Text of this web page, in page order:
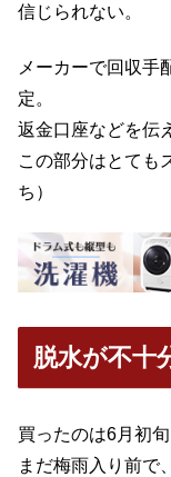
信じられない。
メーカーで回収手
定。
返金口座などを伝
この部分はとても
ち）
脱水が不十
買ったのは6月初旬
まだ梅雨入り前で